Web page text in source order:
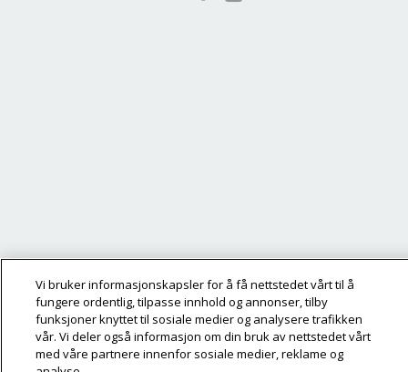
Vi bruker informasjonskapsler for å få nettstedet vårt til å
fungere ordentlig, tilpasse innhold og annonser, tilby
funksjoner knyttet til sosiale medier og analysere trafikken
vår. Vi deler også informasjon om din bruk av nettstedet vårt
med våre partnere innenfor sosiale medier, reklame og